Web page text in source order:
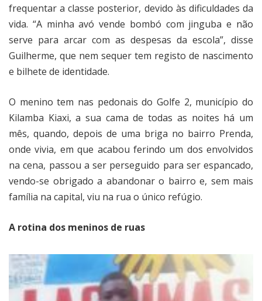
frequentar a classe posterior, devido às dificuldades da
vida. “A minha avó vende bombó com jinguba e não
serve para arcar com as despesas da escola”, disse
Guilherme, que nem sequer tem registo de nascimento
e bilhete de identidade.
O menino tem nas pedonais do Golfe 2, município do
Kilamba Kiaxi, a sua cama de todas as noites há um
mês, quando, depois de uma briga no bairro Prenda,
onde vivia, em que acabou ferindo um dos envolvidos
na cena, passou a ser perseguido para ser espancado,
vendo-se obrigado a abandonar o bairro e, sem mais
família na capital, viu na rua o único refúgio.
A rotina dos meninos de ruas